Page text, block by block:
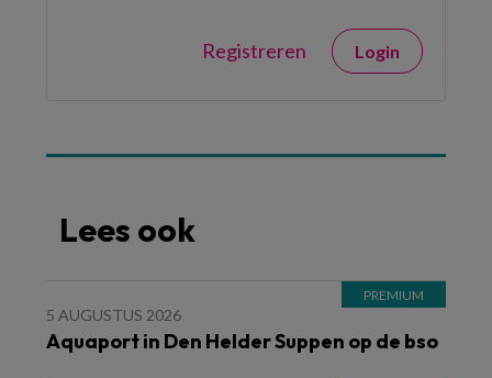
Registreren Login
Lees ook
5 AUGUSTUS 2026
Aquaport in Den Helder Suppen op de bso